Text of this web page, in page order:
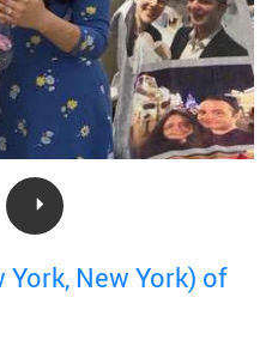
York, New York) of